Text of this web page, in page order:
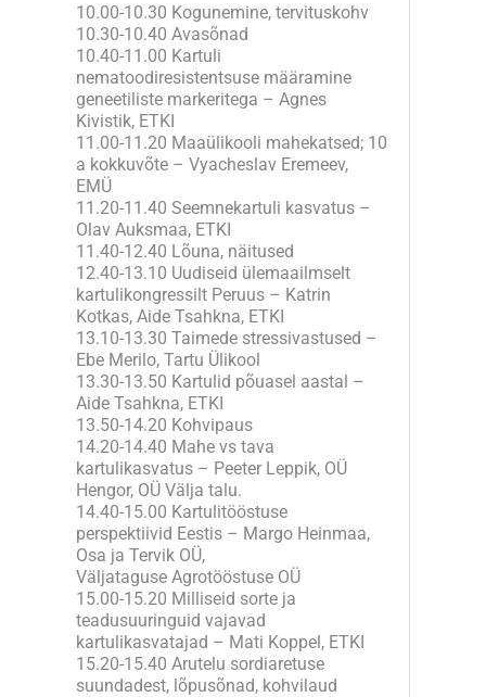
10.00-10.30 Kogunemine, tervituskohv
10.30-10.40 Avasõnad
10.40-11.00 Kartuli
nematoodiresistentsuse määramine
geneetiliste markeritega – Agnes
Kivistik, ETKI
11.00-11.20 Maaülikooli mahekatsed; 10
a kokkuvõte – Vyacheslav Eremeev,
EMÜ
11.20-11.40 Seemnekartuli kasvatus –
Olav Auksmaa, ETKI
11.40-12.40 Lõuna, näitused
12.40-13.10 Uudiseid ülemaailmselt
kartulikongressilt Peruus – Katrin
Kotkas, Aide Tsahkna, ETKI
13.10-13.30 Taimede stressivastused –
Ebe Merilo, Tartu Ülikool
13.30-13.50 Kartulid põuasel aastal –
Aide Tsahkna, ETKI
13.50-14.20 Kohvipaus
14.20-14.40 Mahe vs tava
kartulikasvatus – Peeter Leppik, OÜ
Hengor, OÜ Välja talu.
14.40-15.00 Kartulitööstuse
perspektiivid Eestis – Margo Heinmaa,
Osa ja Tervik OÜ,
Väljataguse Agrotööstuse OÜ
15.00-15.20 Milliseid sorte ja
teadusuuringuid vajavad
kartulikasvatajad – Mati Koppel, ETKI
15.20-15.40 Arutelu sordiaretuse
suundadest, lõpusõnad, kohvilaud